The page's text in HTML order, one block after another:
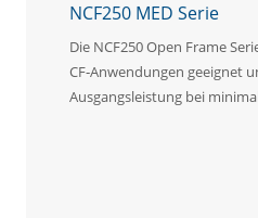
NCF250 MED Serie
Die NCF250 Open Frame
CF‑Anwendungen geeignet
Ausgangsleistung bei